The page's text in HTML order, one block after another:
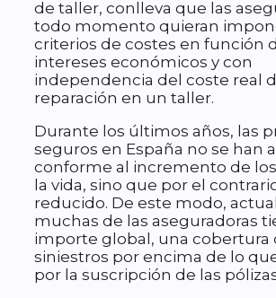
de taller, conlleva que las
todo momento quieran
criterios de costes en función
intereses económicos y con
independencia del coste real
reparación en un taller.
Durante los últimos años, las
seguros en España no se han
conforme al incremento de
la vida, sino que por el
reducido. De este modo,
muchas de las aseguradoras
importe global, una cobertura
siniestros por encima de lo
por la suscripción de las